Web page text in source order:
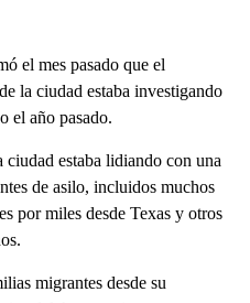
el mes pasado que el
la ciudad estaba investigando
el año pasado.
estaba lidiando con una
de asilo, incluidos muchos
por miles desde Texas y otros
migrantes desde su